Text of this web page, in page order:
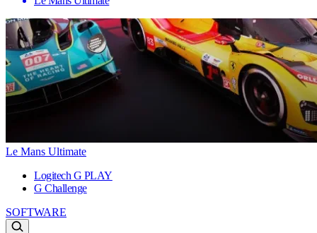
Le Mans Ultimate
Logitech G PLAY
G Challenge
SOFTWARE